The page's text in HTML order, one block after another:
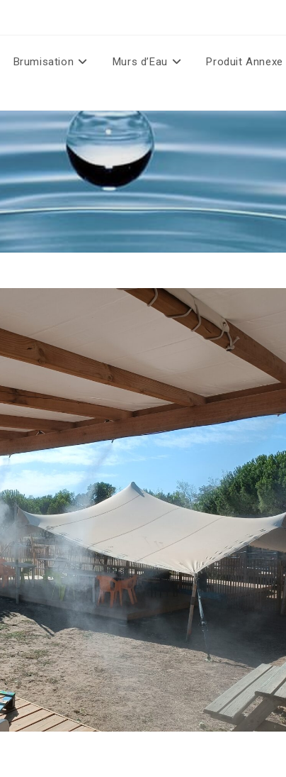
Brumisation Murs d’Eau Produit Annexe